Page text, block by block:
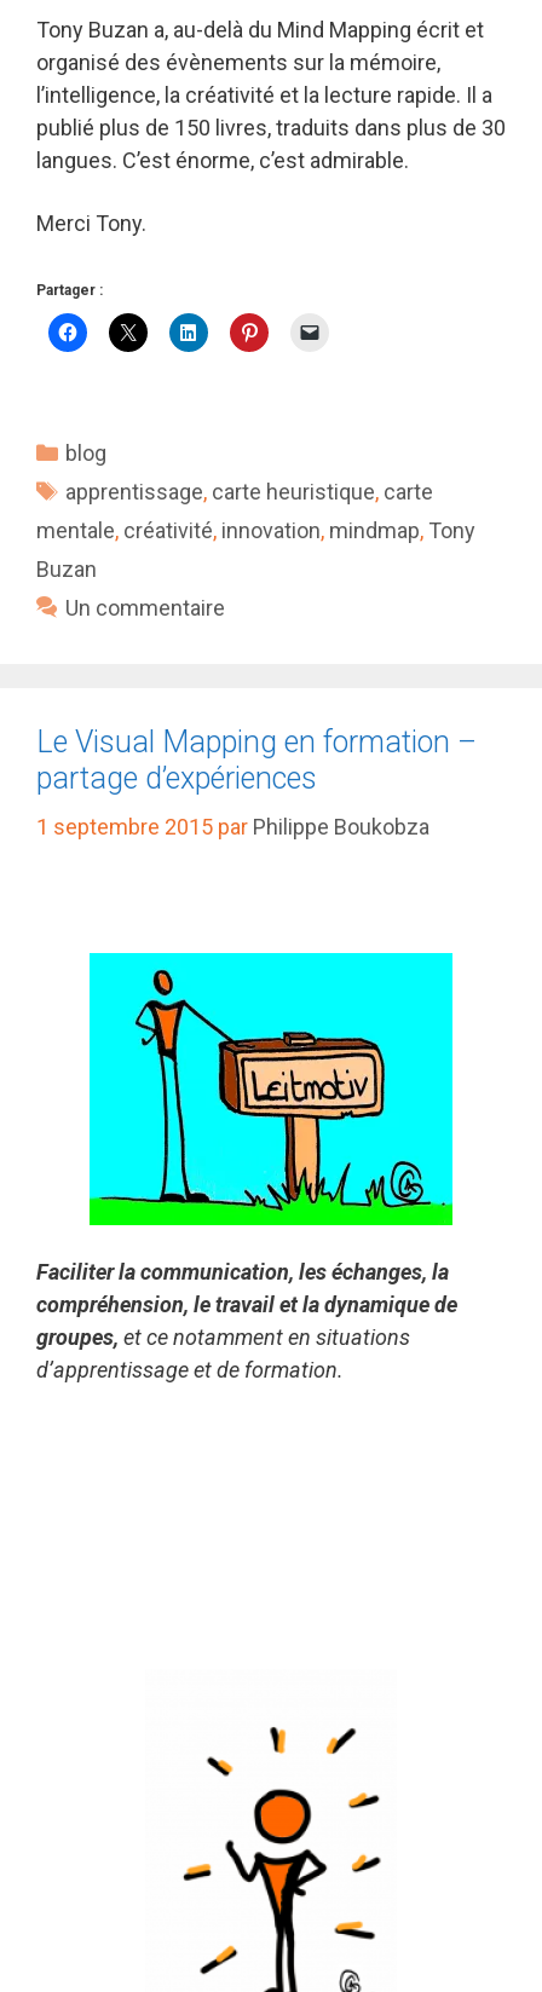
Tony Buzan a, au-delà du Mind Mapping écrit et
organisé des évènements sur la mémoire,
l’intelligence, la créativité et la lecture rapide. Il a
publié plus de 150 livres, traduits dans plus de 30
langues. C’est énorme, c’est admirable.
Merci Tony.
Partager :
Catégories
blog
Étiquettes
apprentissage, carte heuristique, carte
mentale, créativité, innovation, mindmap, Tony
Buzan
Un commentaire
Le Visual Mapping en formation –
partage d’expériences
1 septembre 2015 par Philippe Boukobza
Faciliter la communication, les échanges, la
compréhension, le travail et la dynamique de
groupes, et ce notamment en situations
d’apprentissage et de formation.